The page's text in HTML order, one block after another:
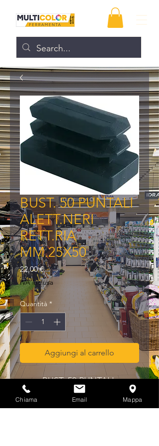
BUST. 50 PUNTALI
ALETT.NERI
RETT.RIA
MM.25X50
22,00 €Prezzo
IVA inclusa
Quantità *
Aggiungi al carrello
BUST. 50 PUNTALI
ALETT.NERI RETT.RIA
MM.25X50
Chiama Email Mappa